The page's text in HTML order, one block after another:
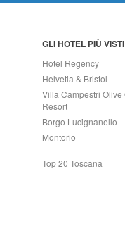
GLI HOTEL PIÙ VISTI
Hotel Regency
Helvetia & Bristol
Villa Campestri Olive
Resort
Borgo Lucignanello
Montorio
Top 20 Toscana